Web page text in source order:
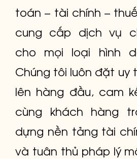
toán – tài chính –
cung cấp dịch vụ
cho mọi loại hình
Chúng tôi luôn đặt uy
lên hàng đầu, cam
cùng khách hàng
dựng nền tảng tài
và tuân thủ pháp lý